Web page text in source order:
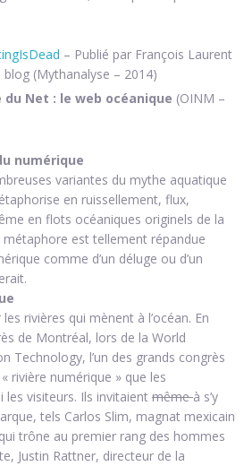
– Publié par François Laurent
(Mythanalyse – 2014)
Net : le web océanique (OINM –
numérique
variantes du mythe aquatique
en ruissellement, flux,
en flots océaniques originels de la
est tellement répandue
comme d’un déluge ou d’un
rivières qui mènent à l’océan. En
de Montréal, lors de la World
Technology, l’un des grands congrès
rivière numérique » que les
les visiteurs. Ils invitaient mêmeà s’y
tels Carlos Slim, magnat mexicain
trône au premier rang des hommes
Justin Rattner, directeur de la